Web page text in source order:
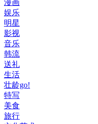
漫画
娱乐
明星
影视
音乐
韩流
送礼
生活
壮龄go!
特写
美食
旅行